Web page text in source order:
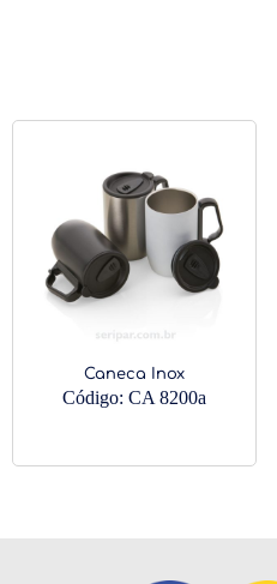
Caneca Inox
Código: CA 8200a